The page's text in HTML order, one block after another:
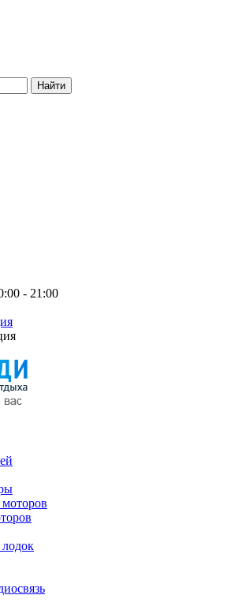
- 21:00